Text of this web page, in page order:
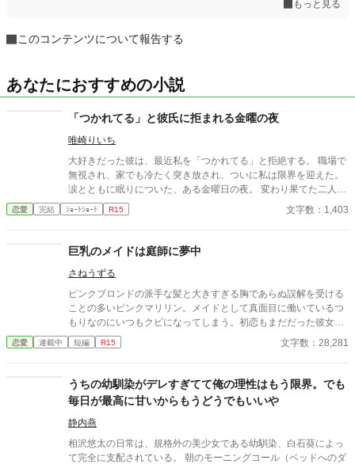
もっと見る
このコンテンツについて報告する
あなたにおすすめの小説
「つかれてる」と彼氏に拒まれる金曜の夜
唯崎りいち
大好きだった彼は、最近私を「つかれてる」と拒絶する。 職場で
無視され、家でも冷たく突き放され、ついに私は限界を迎えた。
涙とともに眠りについた、ある金曜日の夜。 変わり果てた二人の
関係は、予想もしない結末を迎える。
恋愛 完結 ｼｮｰﾄｼｮｰﾄ R15 文字数：1,403
巨乳のメイドは庭師に夢中
さねうずる
ピンクブロンドの派手な髪と大きすぎる胸であらぬ誤解を受ける
ことの多いピンクマリリン。メイドとして真面目に働いているつ
もりなのにいつもクビになってしまう。初恋もまだだった彼女が
やっとの思いで雇ってもらえたお屋敷にいたのは、大きくて無口
な庭師のエバンスさん。彼のことが気になる彼女は、、、、
恋愛 連載中 短編 R15 文字数：28,281
うちの幼馴染がデレすぎてて俺の理性はもう限界。でも
毎日が最高に甘いからもうどうでもいいや
静内燕
相沢悠太の日常は、規格外の美少女である幼馴染、白石葵によっ
て完全に支配されている。 朝のモーニングコール（ベッドへのダ